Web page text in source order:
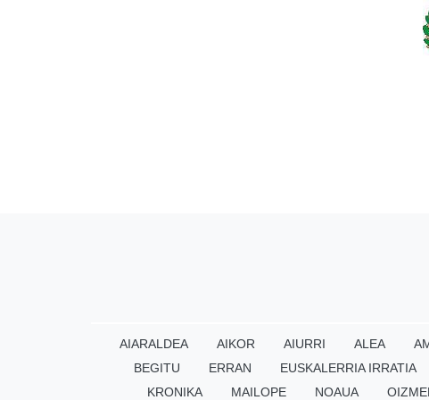
AIARALDEA AIKOR AIURRI ALEA
BEGITU
ERRAN EUSKALERRIA IRRATIA
KRONIKA
MAILOPE NOAUA